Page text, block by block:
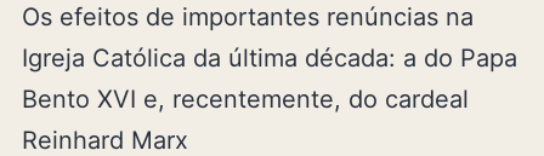
Os efeitos de importantes renúncias na
Igreja Católica da última década: a do Papa
Bento XVI e, recentemente, do cardeal
Reinhard Marx